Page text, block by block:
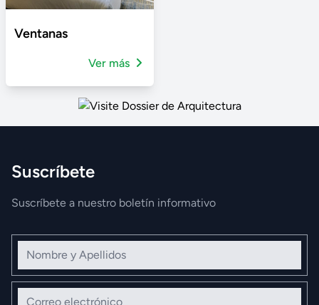
Ventanas
Ver más
Suscríbete
Suscríbete a nuestro boletín informativo
Nombre y Apellidos
Correo electrónico